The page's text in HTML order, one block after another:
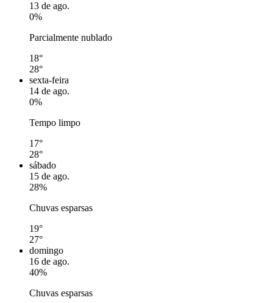
13 de ago.
0%
Parcialmente nublado
18°
28°
sexta-feira
14 de ago.
0%
Tempo limpo
17°
28°
sábado
15 de ago.
28%
Chuvas esparsas
19°
27°
domingo
16 de ago.
40%
Chuvas esparsas